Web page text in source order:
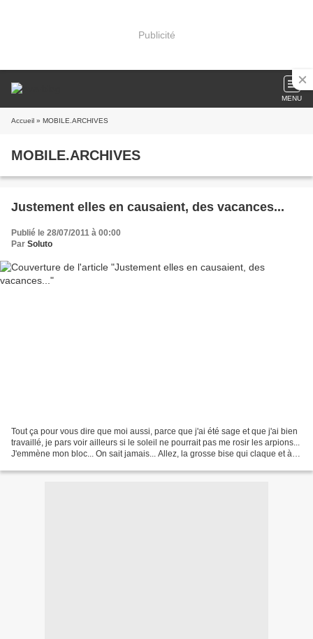
Publicité
MENU
Accueil » MOBILE.ARCHIVES
MOBILE.ARCHIVES
Justement elles en causaient, des vacances...
Publié le 28/07/2011 à 00:00
Par Soluto
Tout ça pour vous dire que moi aussi, parce que j'ai été sage et que j'ai bien
travaillé, je pars voir ailleurs si le soleil ne pourrait pas me rosir les arpions...
J'emmène mon bloc... On sait jamais... Allez, la grosse bise qui claque et à